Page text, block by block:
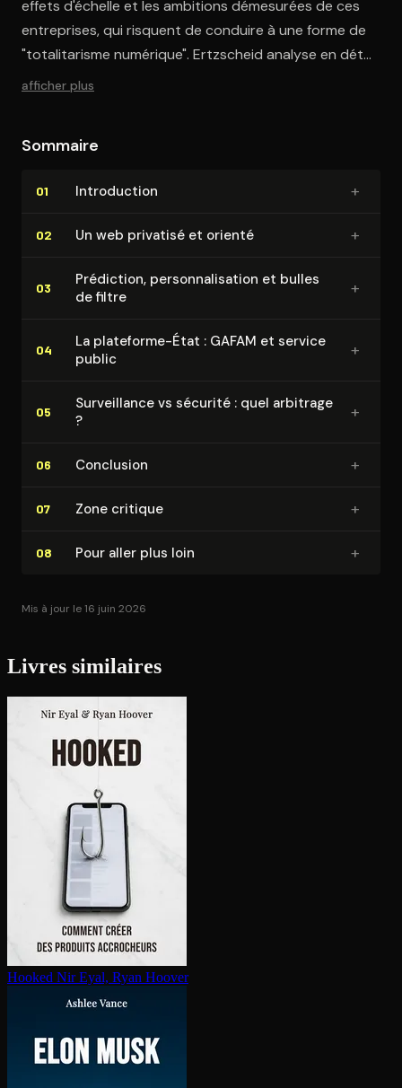
effets d'échelle et les ambitions démesurées de ces
entreprises, qui risquent de conduire à une forme de
"totalitarisme numérique". Ertzscheid analyse en détail
le fonctionnement des algorithmes qui sous-tendent
façonner nos comportements. L'ouvrage invite ainsi à
soulevés par la mainmise des géants du numérique sur
afficher plus
Sommaire
01 In­tro­duc­tion +
02 Un web privatisé et orienté +
03
Prédiction, per­son­na­li­sa­tion et bulles
de filtre
+
04
La plateforme-État : GAFAM et service
public
+
05
Sur­veillance vs sécurité : quel arbitrage
?
+
06 Conclusion +
07 Zone critique +
08 Pour aller plus loin +
Mis à jour le 16 juin 2026
Livres similaires
Hooked Nir Eyal, Ryan Hoover